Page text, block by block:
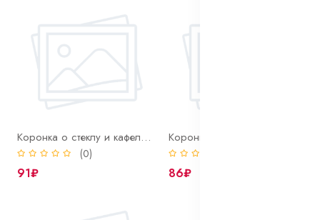
Коронка о стеклу и кафелю 16 мм Bohrer алмазная
(0)
91₽ 86₽